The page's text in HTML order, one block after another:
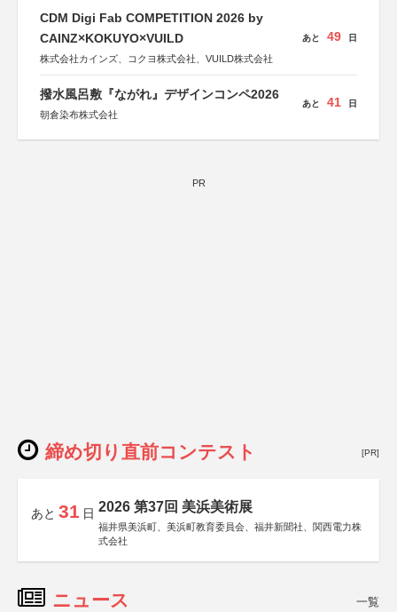
CDM Digi Fab COMPETITION 2026 by
CAINZ×KOKUYO×VUILD
株式会社カインズ、コクヨ株式会社、VUILD株式会社
あと 49 日
撥水風呂敷『ながれ』デザインコンペ2026
朝倉染布株式会社
あと 41 日
PR
締め切り直前コンテスト [PR]
あと 31 日 2026 第37回 美浜美術展
福井県美浜町、美浜町教育委員会、福井新聞社、関西電力株
式会社
ニュース 一覧